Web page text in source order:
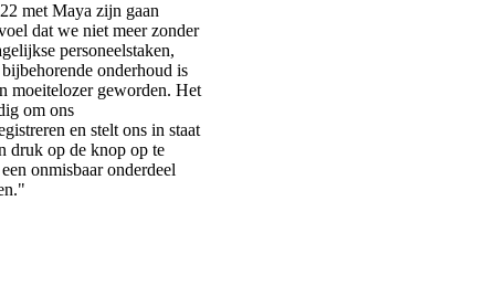
met Maya zijn gaan
dat we niet meer zonder
personeelstaken,
onderhoud is
moeitelozer geworden. Het
om ons
en stelt ons in staat
druk op de knop op te
onmisbaar onderdeel